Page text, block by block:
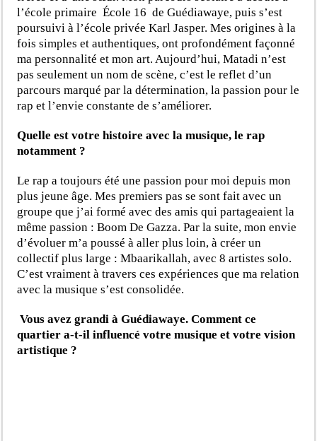
l’école primaire École 16 de Guédiawaye, puis s’est
poursuivi à l’école privée Karl Jasper. Mes origines à la
fois simples et authentiques, ont profondément façonné
ma personnalité et mon art. Aujourd’hui, Matadi n’est
pas seulement un nom de scène, c’est le reflet d’un
parcours marqué par la détermination, la passion pour le
rap et l’envie constante de s’améliorer.
Quelle est votre histoire avec la musique, le rap
notamment ?
Le rap a toujours été une passion pour moi depuis mon
plus jeune âge. Mes premiers pas se sont fait avec un
groupe que j’ai formé avec des amis qui partageaient la
même passion : Boom De Gazza. Par la suite, mon envie
d’évoluer m’a poussé à aller plus loin, à créer un
collectif plus large : Mbaarikallah, avec 8 artistes solo.
C’est vraiment à travers ces expériences que ma relation
avec la musique s’est consolidée.
Vous avez grandi à Guédiawaye. Comment ce
quartier a-t-il influencé votre musique et votre vision
artistique ?